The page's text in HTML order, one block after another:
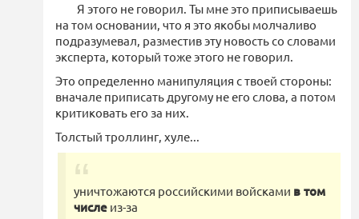
Я этого не говорил. Ты мне это приписываешь
на том основании, что я это якобы молчаливо
подразумевал, разместив эту новость со словами
эксперта, который тоже этого не говорил.
Это определенно манипуляция с твоей стороны:
вначале приписать другому не его слова, а потом
критиковать его за них.
Толстый троллинг, хуле...
уничтожаются российскими войсками в том
числе из-за